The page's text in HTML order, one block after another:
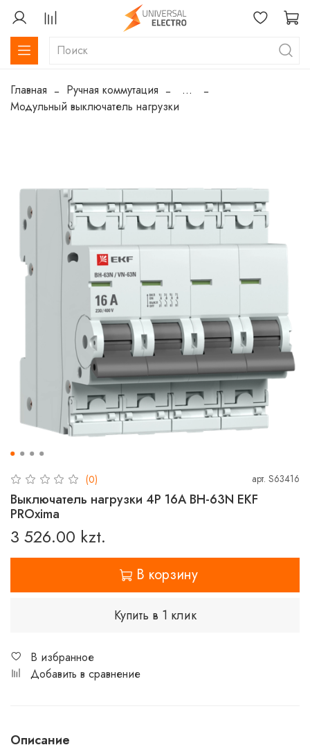
Главная Ручная коммутация
...
Модульный выключатель нагрузки
(0) арт. S63416
Выключатель нагрузки 4P 16А ВН-63N EKF
PROxima
3 526.00 kzt.
В корзину
Купить в 1 клик
В избранное
Добавить в сравнение
Описание